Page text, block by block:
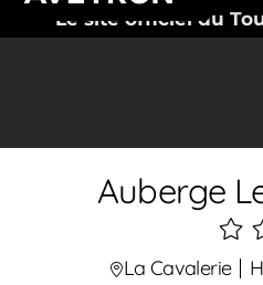
Le site officiel du
Auberge
2
La Cavalerie